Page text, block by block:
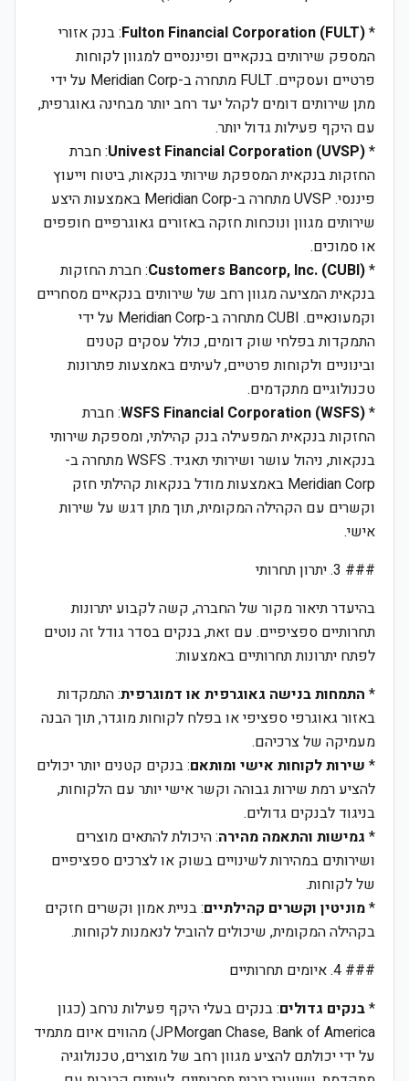
*
Fulton Financial Corporation (FULT): בנק אזורי
המספק שירותים בנקאיים ופיננסיים למגוון לקוחות
פרטיים ועסקיים. FULT מתחרה ב-Meridian Corp על ידי
מתן שירותים דומים לקהל יעד רחב יותר מבחינה גאוגרפית,
עם היקף פעילות גדול יותר.
*
Univest Financial Corporation (UVSP): חברת
החזקות בנקאית המספקת שירותי בנקאות, ביטוח וייעוץ
פיננסי. UVSP מתחרה ב-Meridian Corp באמצעות היצע
שירותים מגוון ונוכחות חזקה באזורים גאוגרפיים חופפים
או סמוכים.
*
Customers Bancorp, Inc. (CUBI): חברת החזקות
בנקאית המציעה מגוון רחב של שירותים בנקאיים מסחריים
וקמעונאיים. CUBI מתחרה ב-Meridian Corp על ידי
התמקדות בפלחי שוק דומים, כולל עסקים קטנים
ובינוניים ולקוחות פרטיים, לעיתים באמצעות פתרונות
טכנולוגיים מתקדמים.
*
WSFS Financial Corporation (WSFS): חברת
החזקות בנקאית המפעילה בנק קהילתי, ומספקת שירותי
בנקאות, ניהול עושר ושירותי תאגיד. WSFS מתחרה ב-
Meridian Corp באמצעות מודל בנקאות קהילתי חזק
וקשרים עם הקהילה המקומית, תוך מתן דגש על שירות
אישי.
### 3. יתרון תחרותי
בהיעדר תיאור מקור של החברה, קשה לקבוע יתרונות
תחרותיים ספציפיים. עם זאת, בנקים בסדר גודל זה נוטים
לפתח יתרונות תחרותיים באמצעות:
* התמחות בנישה גאוגרפית או דמוגרפית: התמקדות
באזור גאוגרפי ספציפי או בפלח לקוחות מוגדר, תוך הבנה
מעמיקה של צרכיהם.
* שירות לקוחות אישי ומותאם: בנקים קטנים יותר יכולים
להציע רמת שירות גבוהה וקשר אישי יותר עם הלקוחות,
בניגוד לבנקים גדולים.
* גמישות והתאמה מהירה: היכולת להתאים מוצרים
ושירותים במהירות לשינויים בשוק או לצרכים ספציפיים
של לקוחות.
*מוניטין וקשרים קהילתיים: בניית אמון וקשרים חזקים
בקהילה המקומית, שיכולים להוביל לנאמנות לקוחות.
### 4. איומים תחרותיים
*בנקים גדולים: בנקים בעלי היקף פעילות נרחב (כגון
JPMorgan Chase, Bank of America) מהווים איום מתמיד
על ידי יכולתם להציע מגוון רחב של מוצרים, טכנולוגיה